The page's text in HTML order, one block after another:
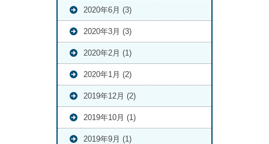
2020年6月 (3)
2020年3月 (3)
2020年2月 (1)
2020年1月 (2)
2019年12月 (2)
2019年10月 (1)
2019年9月 (1)